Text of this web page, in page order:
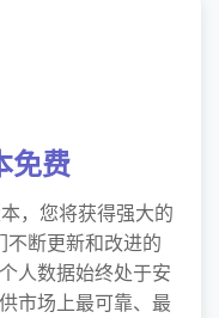
免费
，您将获得强大的
不断更新和改进的
人数据始终处于安
市场上最可靠、最